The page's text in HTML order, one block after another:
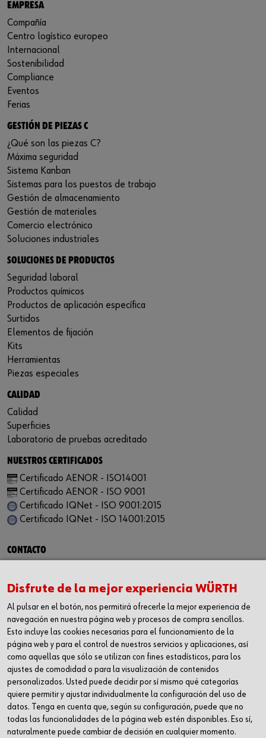
EMPRESA
Compañía
Centro logístico europeo
Internacional
Sostenibilidad
Compliance
Eventos
Ferias
GESTIÓN DE PIEZAS C
¿Qué son las piezas C?
Máxima seguridad
Sistema Kanban
Sistemas para los puestos de trabajo
Gestión de almacenamiento
Gestión de materiales
Comercio electrónico
Soluciones industriales
SOLUCIONES DE PRODUCTOS
Seguridad laboral
Productos químicos
Productos de aplicación específica
Surtidos
Elementos de fijación
Kits
Herramientas
Piezas especiales
CALIDAD
Calidad
Superficies
Laboratorio de pruebas acreditado
NUESTROS CERTIFICADOS
Certificado AENOR - ISO14001
Certificado AENOR - ISO 9001
Certificado IQNet - ISO 9001:2015
Certificado IQNet - ISO 14001:2015
CONTACTO
Carrer dels Joiers, 21
08184 Palau-solità i Plegamans
Barcelona
Inc. Reg. Merc. de Barcelona
Tomo 31268
Folio 81
Hoja B-192462 Incscrip. 1a
CIF – A61818670
T +34 938.602.110
F +34 938.643.332
industria@wurth-industria.es
Disfrute de la mejor experiencia WÜRTH
Al pulsar en el botón, nos permitirá ofrecerle la mejor experiencia de
navegación en nuestra página web y procesos de compra sencillos.
Esto incluye las cookies necesarias para el funcionamiento de la
página web y para el control de nuestros servicios y aplicaciones, así
como aquellas que sólo se utilizan con fines estadísticos, para los
ajustes de comodidad o para la visualización de contenidos
personalizados. Usted puede decidir por sí mismo qué categorías
quiere permitir y ajustar individualmente la configuración del uso de
datos. Tenga en cuenta que, según su configuración, puede que no
todas las funcionalidades de la página web estén disponibles. Eso sí,
naturalmente puede cambiar de decisión en cualquier momento.